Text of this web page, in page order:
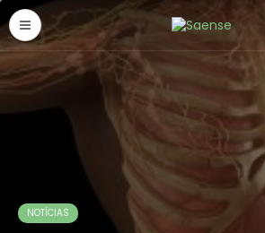
NOTÍCIAS